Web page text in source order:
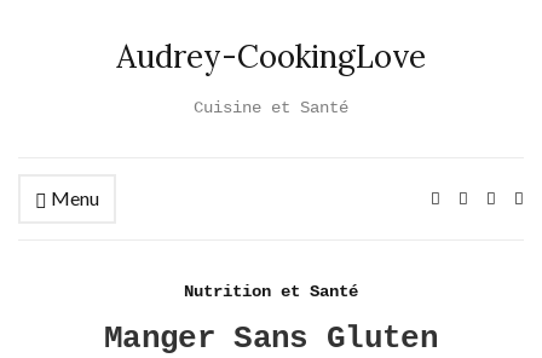
Audrey-CookingLove
Cuisine et Santé
Menu
Nutrition et Santé
Manger Sans Gluten